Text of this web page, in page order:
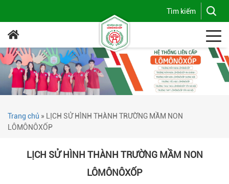
Trang chủ » LỊCH SỬ HÌNH THÀNH TRƯỜNG MẦM NON
LÔMÔNÔXỐP
LỊCH SỬ HÌNH THÀNH TRƯỜNG MẦM NON
LÔMÔNÔXỐP